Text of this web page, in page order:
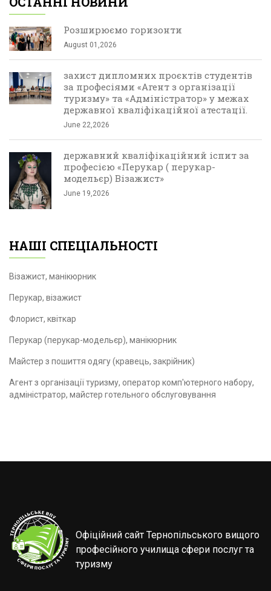
Розширюємо горизонти
August 01,2026
захист дипломних проєктів студентів
за професіями «Агент з організації
туризму» та «Адміністратор» у межах
державної кваліфікаційної атестації.
June 22,2026
державний кваліфікаційний іспит за
професією «Перукар ( перукар-
модельєр) Візажист»
June 19,2026
НАШІ СПЕЦІАЛЬНОСТІ
Візажист, манікюрник
Перукар, візажист
Флорист, квіткар
Перукар (перукар-модельєр), манікюрник
Майстер з пошиття одягу (кравець, закрійник)
Агент з організації туризму, оператор комп'ютерного набору,
адміністратор, майстер готельного обслуговування
Офіційний сайт Тернопільського вищого
професійного училища сфери послуг та
туризму